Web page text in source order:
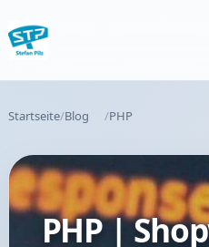
Startseite Blog PHP
PHP |